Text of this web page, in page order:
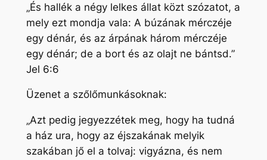
„És hallék a négy lelkes állat közt szózatot, a
mely ezt mondja vala: A búzának mérczéje
egy dénár, és az árpának három mérczéje
egy dénár; de a bort és az olajt ne bántsd.”
Jel 6:6
Üzenet a szőlőmunkásoknak:
„Azt pedig jegyezzétek meg, hogy ha tudná
a ház ura, hogy az éjszakának melyik
szakában jő el a tolvaj: vigyázna, és nem